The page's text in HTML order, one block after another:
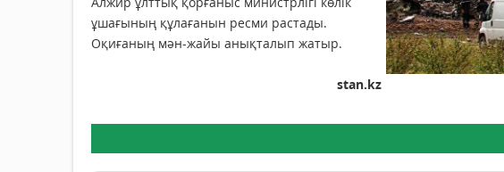
ұшағының құлағанын ресми растады.
Оқиғаның мән-жайы анықталып жатыр.
stan.kz